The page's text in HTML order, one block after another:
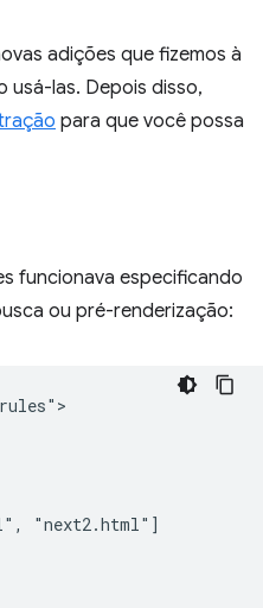
adições que fizemos à
usá-las. Depois disso,
para que você possa
funcionava especificando
ou pré-renderização:
"next2.html"]